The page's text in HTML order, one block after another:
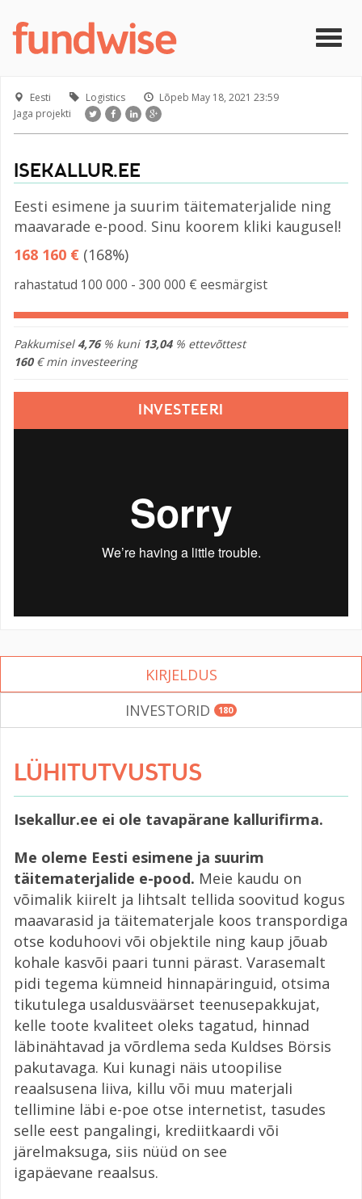
Eesti Logistics Lõpeb May 18, 2021 23:59
Jaga projekti
ISEKALLUR.EE
Eesti esimene ja suurim täitematerjalide ning
maavarade e-pood. Sinu koorem kliki kaugusel!
168 160 € (168%)
rahastatud 100 000 - 300 000 € eesmärgist
Pakkumisel 4,76% kuni 13,04% ettevõttest
160€ min investeering
INVESTEERI
KIRJELDUS
INVESTORID 180
LÜHITUTVUSTUS
Isekallur.ee ei ole tavapärane kallurifirma.
Me oleme Eesti esimene ja suurim
täitematerjalide e-pood. Meie kaudu on
võimalik kiirelt ja lihtsalt tellida soovitud kogus
maavarasid ja täitematerjale koos transpordiga
otse koduhoovi või objektile ning kaup jõuab
kohale kasvõi paari tunni pärast. Varasemalt
pidi tegema kümneid hinnapäringuid, otsima
tikutulega usaldusväärset teenusepakkujat,
kelle toote kvaliteet oleks tagatud, hinnad
läbinähtavad ja võrdlema seda Kuldses Börsis
pakutavaga. Kui kunagi näis utoopilise
reaalsusena liiva, killu või muu materjali
tellimine läbi e-poe otse internetist, tasudes
selle eest pangalingi, krediitkaardi või
järelmaksuga, siis nüüd on see
igapäevane reaalsus.